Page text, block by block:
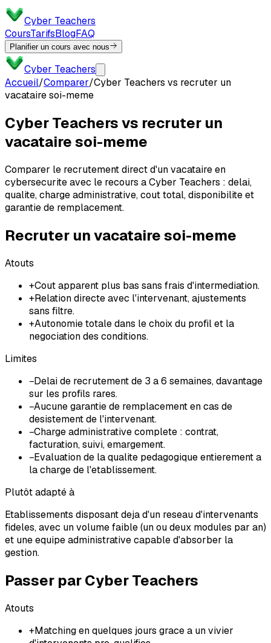
Cyber Teachers
CoursTarifsBlogFAQ
Planifier un cours avec nous
Cyber Teachers
Accueil/Comparer/Cyber Teachers vs recruter un
vacataire soi-meme
Cyber Teachers vs recruter un
vacataire soi-meme
Comparer le recrutement direct d'un vacataire en
cybersecurite avec le recours a Cyber Teachers : delai,
qualite, charge administrative, cout total, disponibilite et
garantie de remplacement.
Recruter un vacataire soi-meme
Atouts
+Cout apparent plus bas sans frais d'intermediation.
+Relation directe avec l'intervenant, ajustements
sans filtre.
+Autonomie totale dans le choix du profil et la
negociation des conditions.
Limites
−Delai de recrutement de 3 a 6 semaines, davantage
sur les profils rares.
−Aucune garantie de remplacement en cas de
desistement de l'intervenant.
−Charge administrative complete : contrat,
facturation, suivi, emargement.
−Evaluation de la qualite pedagogique entierement a
la charge de l'etablissement.
Plutôt adapté à
Etablissements disposant deja d'un reseau d'intervenants
fideles, avec un volume faible (un ou deux modules par an)
et une equipe administrative capable d'absorber la
gestion.
Passer par Cyber Teachers
Atouts
+Matching en quelques jours grace a un vivier